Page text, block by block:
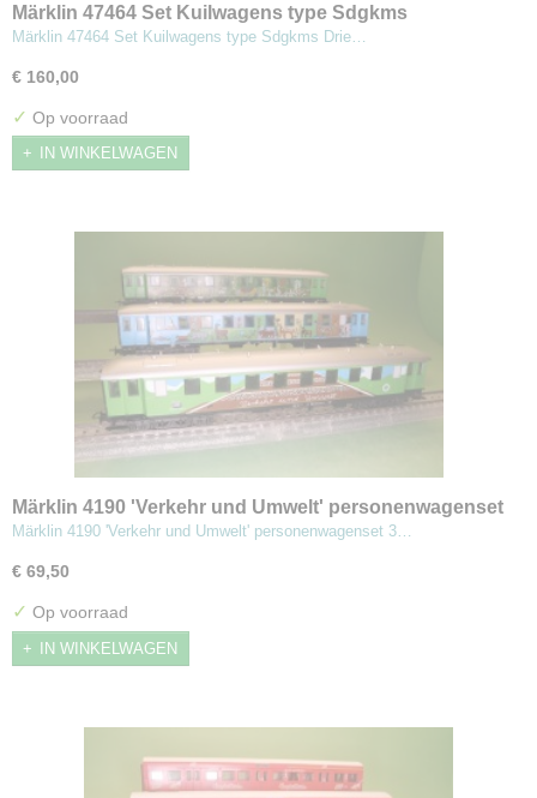
Märklin 47464 Set Kuilwagens type Sdgkms
Märklin 47464 Set Kuilwagens type Sdgkms Drie…
€ 160,00
✓ Op voorraad
IN WINKELWAGEN
Märklin 4190 'Verkehr und Umwelt' personenwagenset
Märklin 4190 'Verkehr und Umwelt' personenwagenset 3…
€ 69,50
✓ Op voorraad
IN WINKELWAGEN